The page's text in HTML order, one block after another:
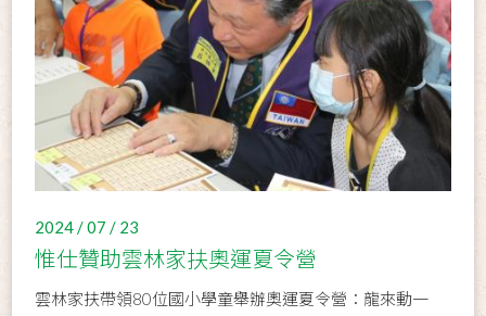
2024 / 07 / 23
惟仕贊助雲林家扶奧運夏令營
雲林家扶帶領80位國小學童舉辦奧運夏令營：龍來動一